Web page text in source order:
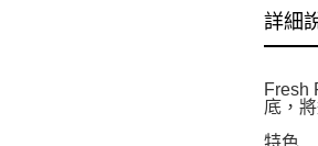
詳細
Fresh
底，
特色